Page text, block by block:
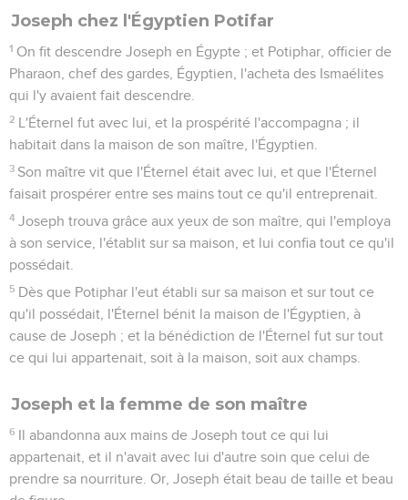
Joseph chez l'Égyptien Potifar
1 On fit descendre Joseph en Égypte ; et Potiphar, officier de
Pharaon, chef des gardes, Égyptien, l'acheta des Ismaélites
qui l'y avaient fait descendre.
2 L'Éternel fut avec lui, et la prospérité l'accompagna ; il
habitait dans la maison de son maître, l'Égyptien.
3 Son maître vit que l'Éternel était avec lui, et que l'Éternel
faisait prospérer entre ses mains tout ce qu'il entreprenait.
4 Joseph trouva grâce aux yeux de son maître, qui l'employa
à son service, l'établit sur sa maison, et lui confia tout ce qu'il
possédait.
5 Dès que Potiphar l'eut établi sur sa maison et sur tout ce
qu'il possédait, l'Éternel bénit la maison de l'Égyptien, à
cause de Joseph ; et la bénédiction de l'Éternel fut sur tout
ce qui lui appartenait, soit à la maison, soit aux champs.
Joseph et la femme de son maître
6 Il abandonna aux mains de Joseph tout ce qui lui
appartenait, et il n'avait avec lui d'autre soin que celui de
prendre sa nourriture. Or, Joseph était beau de taille et beau